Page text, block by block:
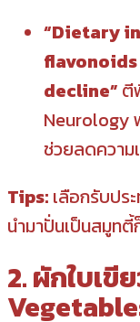
“Dietary
decline” ตี
Neurology
ช่วยลดความ
Tips: เลือกรับปร
นำมาปั่นเป็นสมูทตี้
2. ผักใบเขี